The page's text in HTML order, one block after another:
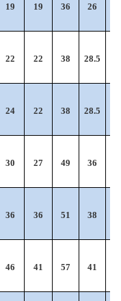
19 19 36 26
22 22 38 28.5
24 22 38 28.5
30 27 49 36
36 36 51 38
46 41 57 41